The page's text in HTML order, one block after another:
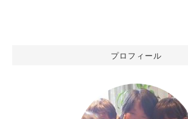
プロフィール